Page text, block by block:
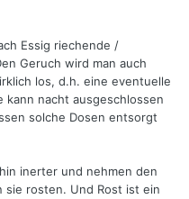
Essig riechende /
Geruch wird man auch
los, d.h. eine eventuelle
kann nacht ausgeschlossen
solche Dosen entsorgt
inerter und nehmen den
sie rosten. Und Rost ist ein